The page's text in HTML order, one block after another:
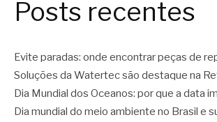
Posts recentes
Evite paradas: onde encontrar peças de
Soluções da Watertec são destaque na
Dia Mundial dos Oceanos: por que a data
Dia mundial do meio ambiente no Brasil e